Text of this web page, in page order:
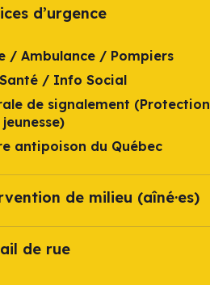
d’urgence
/ Ambulance / Pompiers
/ Info Social
de signalement (Protection
antipoison du Québec
de milieu (aîné·es)
de rue